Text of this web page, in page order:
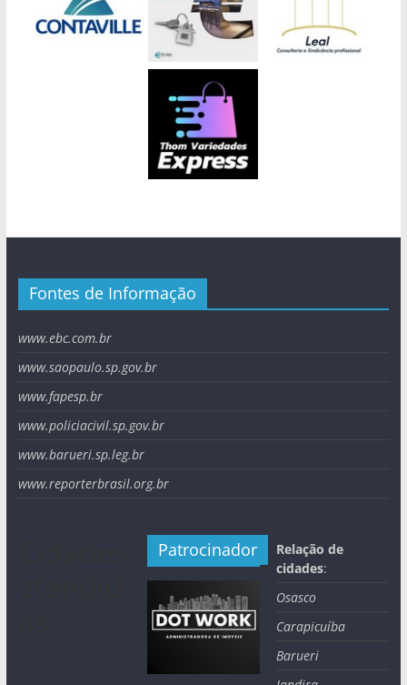
Fontes de Informação
www.ebc.com.br
www.saopaulo.sp.gov.br
www.fapesp.br
www.policiacivil.sp.gov.br
www.barueri.sp.leg.br
www.reporterbrasil.org.br
Patrocinador
Relação de
cidades:
Osasco
Carapicuíba
Barueri